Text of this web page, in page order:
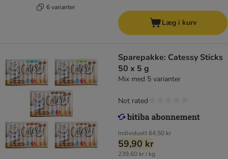
6 varianter
Læg i kurv
Sparepakke: Catessy Sticks
50 x 5 g
Mix med 5 varianter
Individuelt 64,50 kr
59,90 kr
239,60 kr / kg
Not rated